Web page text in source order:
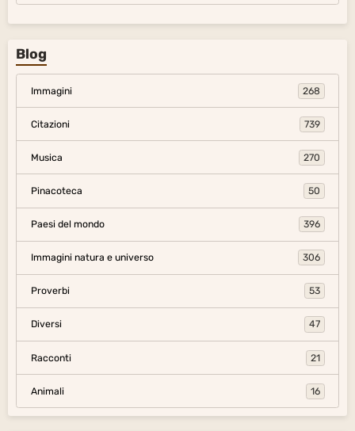
Blog
Immagini 268
Citazioni 739
Musica 270
Pinacoteca 50
Paesi del mondo 396
Immagini natura e universo 306
Proverbi 53
Diversi 47
Racconti 21
Animali 16